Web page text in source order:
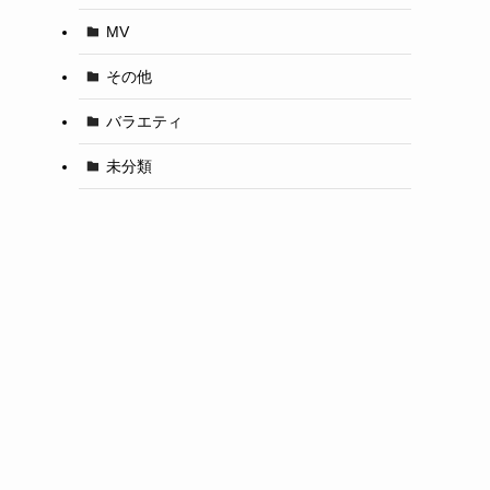
MV
その他
バラエティ
未分類